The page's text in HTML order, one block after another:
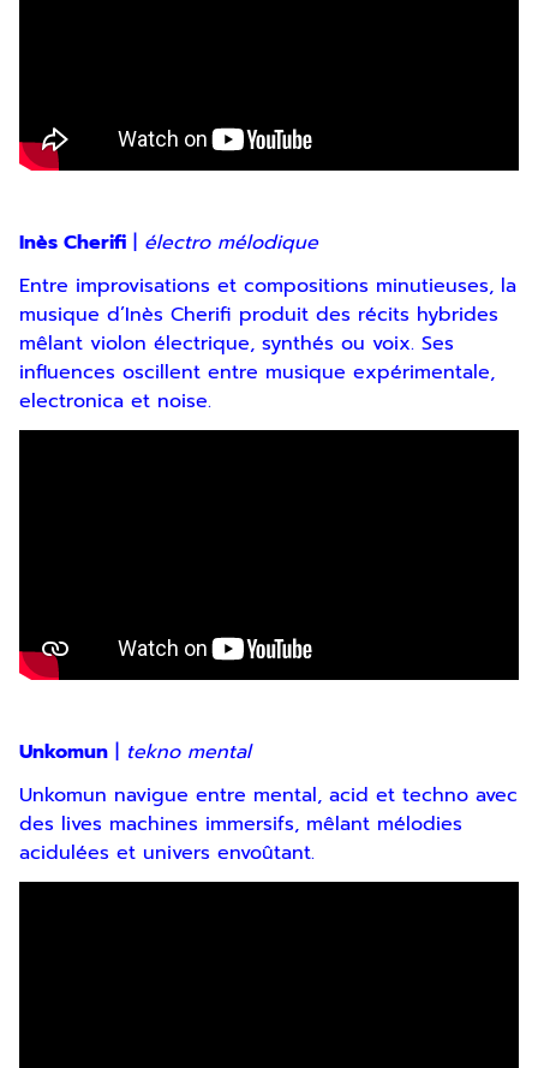
Inès Cherifi | électro mélodique
Entre improvisations et compositions minutieuses, la
musique d’Inès Cherifi produit des récits hybrides
mêlant violon électrique, synthés ou voix. Ses
influences oscillent entre musique expérimentale,
electronica et noise.
Unkomun | tekno mental
Unkomun navigue entre mental, acid et techno avec
des lives machines immersifs, mêlant mélodies
acidulées et univers envoûtant.